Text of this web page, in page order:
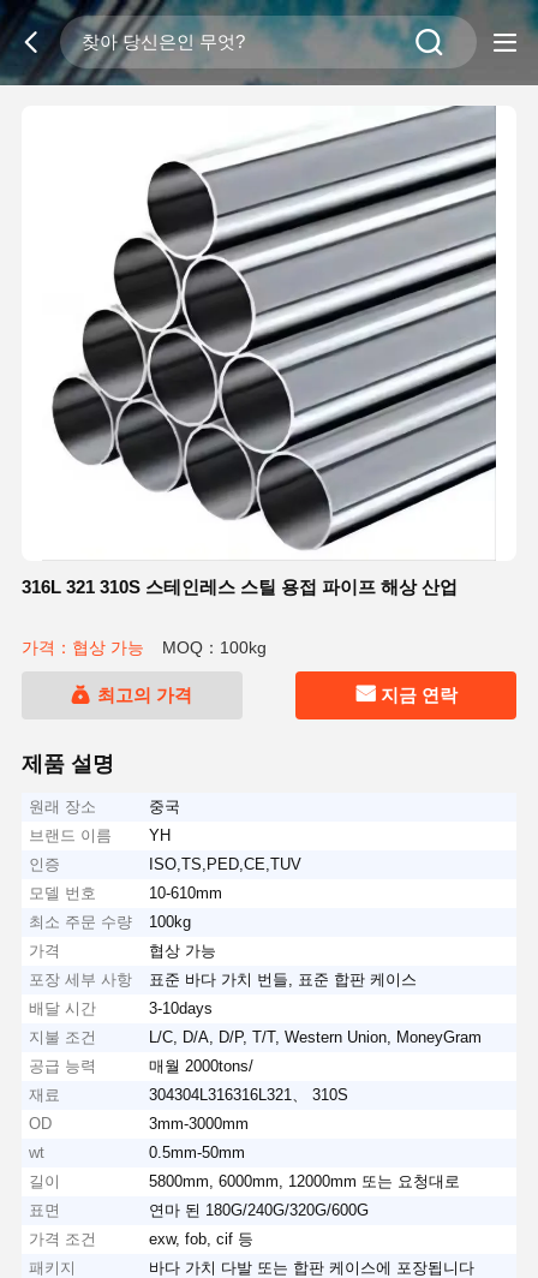
316L 321 310S 스테인레스 스틸 용접 파이프 해상 산업
가격：협상 가능 MOQ：100kg
최고의 가격 지금 연락
제품 설명
원래 장소
중국
브랜드 이름
YH
인증
ISO,TS,PED,CE,TUV
모델 번호
10-610mm
최소 주문 수량
100kg
가격
협상 가능
포장 세부 사항
표준 바다 가치 번들, 표준 합판 케이스
배달 시간
3-10days
지불 조건
L/C, D/A, D/P, T/T, Western Union, MoneyGram
공급 능력
매월 2000tons/
재료
304304L316316L321、 310S
OD
3mm-3000mm
wt
0.5mm-50mm
길이
5800mm, 6000mm, 12000mm 또는 요청대로
표면
연마 된 180G/240G/320G/600G
가격 조건
exw, fob, cif 등
패키지
바다 가치 다발 또는 합판 케이스에 포장됩니다